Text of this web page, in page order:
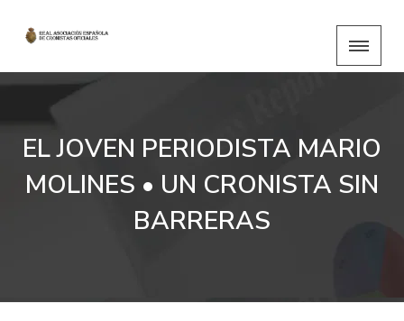
EL JOVEN PERIODISTA MARIO
MOLINES • UN CRONISTA SIN
BARRERAS